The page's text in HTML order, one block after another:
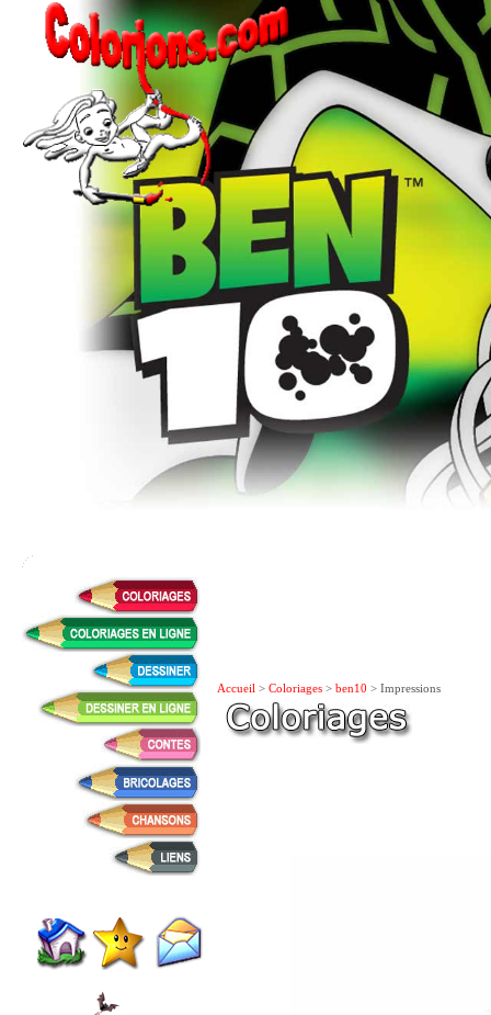
Accueil > Coloriages > ben10 > Impressions